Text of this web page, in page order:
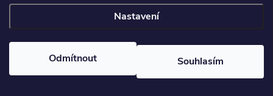
Nastavení
Odmítnout Souhlasím
Vytvořil Shoptet
Odstoupit od smlouvy
Privacy policy